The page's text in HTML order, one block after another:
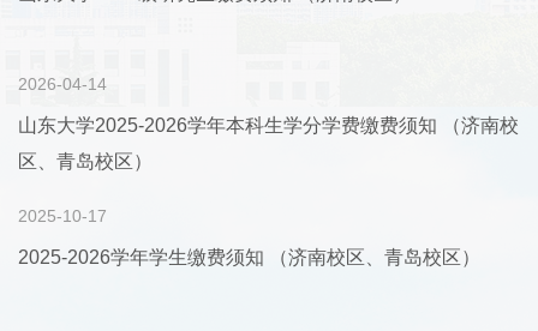
2026-04-14
山东大学2025-2026学年本科生学分学费缴费须知 （济南校
区、青岛校区）
2025-10-17
2025-2026学年学生缴费须知 （济南校区、青岛校区）